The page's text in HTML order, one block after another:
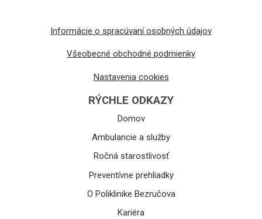
Informácie o spracúvaní osobných údajov
Všeobecné obchodné podmienky
Nastavenia cookies
RÝCHLE ODKAZY
Domov
Ambulancie a služby
Ročná starostlivosť
Preventívne prehliadky
O Poliklinike Bezručova
Kariéra